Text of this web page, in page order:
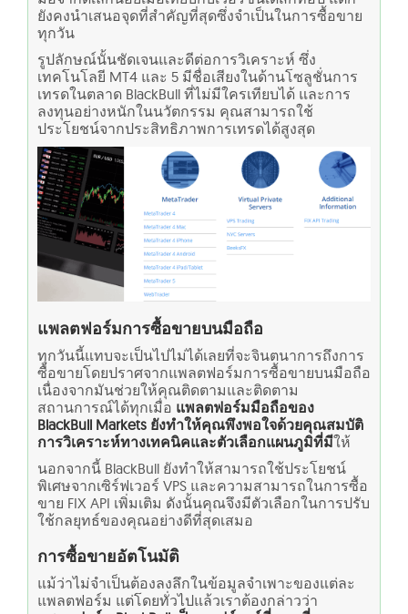
ยังคงนำเสนอจุดที่สำคัญที่สุดซึ่งจำเป็นในการซื้อขาย
ทุกวัน
รูปลักษณ์นั้นชัดเจนและดีต่อการวิเคราะห์ ซึ่ง
เทคโนโลยี MT4 และ 5 มีชื่อเสียงในด้านโซลูชั่นการ
เทรดในตลาด BlackBull ที่ไม่มีใครเทียบได้ และการ
ลงทุนอย่างหนักในนวัตกรรม คุณสามารถใช้
ประโยชน์จากประสิทธิภาพการเทรดได้สูงสุด
แพลตฟอร์มการซื้อขายบนมือถือ
ทุกวันนี้แทบจะเป็นไปไม่ได้เลยที่จะจินตนาการถึงการ
ซื้อขายโดยปราศจากแพลตฟอร์มการซื้อขายบนมือถือ
เนื่องจากมันช่วยให้คุณติดตามและติดตาม
สถานการณ์ได้ทุกเมื่อ แพลตฟอร์มมือถือของ
BlackBull Markets ยังทำให้คุณพึงพอใจด้วยคุณสมบัติ
การวิเคราะห์ทางเทคนิคและตัวเลือกแผนภูมิที่มีให้
นอกจากนี้ BlackBull ยังทำให้สามารถใช้ประโยชน์
พิเศษจากเซิร์ฟเวอร์ VPS และความสามารถในการซื้อ
ขาย FIX API เพิ่มเติม ดังนั้นคุณจึงมีตัวเลือกในการปรับ
ใช้กลยุทธ์ของคุณอย่างดีที่สุดเสมอ
การซื้อขายอัตโนมัติ
แม้ว่าไม่จำเป็นต้องลงลึกในข้อมูลจำเพาะของแต่ละ
แพลตฟอร์ม แต่โดยทั่วไปแล้วเราต้องกล่าวว่า